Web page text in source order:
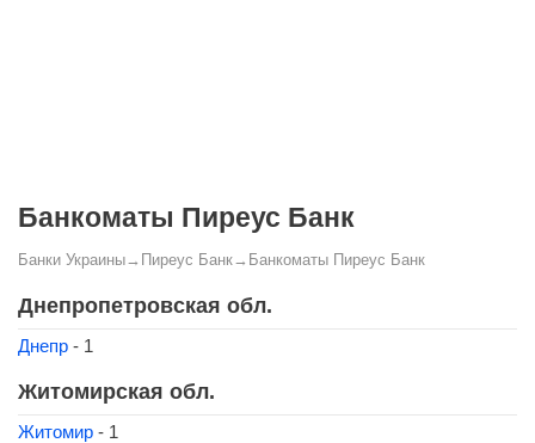
Банкоматы Пиреус Банк
Банки Украины→ Пиреус Банк→ Банкоматы Пиреус Банк
Днепропетровская обл.
Днепр - 1
Житомирская обл.
Житомир - 1